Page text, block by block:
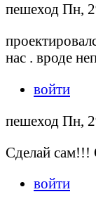
пешеход Пн,
нас . вроде
войти
пешеход Пн,
Сделай
войти